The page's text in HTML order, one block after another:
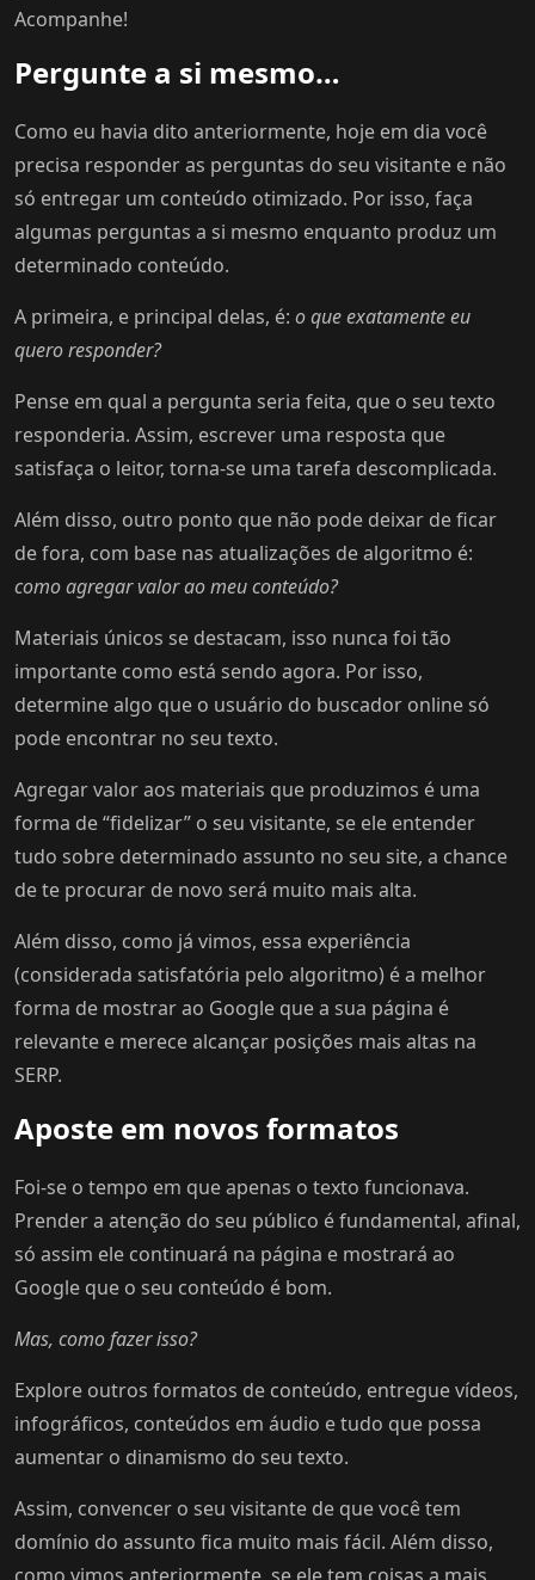
Acompanhe!
Pergunte a si mesmo…
Como eu havia dito anteriormente, hoje em dia você
precisa responder as perguntas do seu visitante e não
só entregar um conteúdo otimizado. Por isso, faça
algumas perguntas a si mesmo enquanto produz um
determinado conteúdo.
A primeira, e principal delas, é: o que exatamente eu
quero responder?
Pense em qual a pergunta seria feita, que o seu texto
responderia. Assim, escrever uma resposta que
satisfaça o leitor, torna-se uma tarefa descomplicada.
Além disso, outro ponto que não pode deixar de ficar
de fora, com base nas atualizações de algoritmo é:
como agregar valor ao meu conteúdo?
Materiais únicos se destacam, isso nunca foi tão
importante como está sendo agora. Por isso,
determine algo que o usuário do buscador online só
pode encontrar no seu texto.
Agregar valor aos materiais que produzimos é uma
forma de “fidelizar” o seu visitante, se ele entender
tudo sobre determinado assunto no seu site, a chance
de te procurar de novo será muito mais alta.
Além disso, como já vimos, essa experiência
(considerada satisfatória pelo algoritmo) é a melhor
forma de mostrar ao Google que a sua página é
relevante e merece alcançar posições mais altas na
SERP.
Aposte em novos formatos
Foi-se o tempo em que apenas o texto funcionava.
Prender a atenção do seu público é fundamental, afinal,
só assim ele continuará na página e mostrará ao
Google que o seu conteúdo é bom.
Mas, como fazer isso?
Explore outros formatos de conteúdo, entregue vídeos,
infográficos, conteúdos em áudio e tudo que possa
aumentar o dinamismo do seu texto.
Assim, convencer o seu visitante de que você tem
domínio do assunto fica muito mais fácil. Além disso,